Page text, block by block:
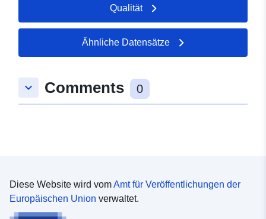
Zugangsrechte: restricted
Qualität
Ähnliche Datensätze
keyboard_arrow_down Comments 0
Diese Website wird vomAmt für Veröffentlichungen der
Europäischen Union verwaltet.